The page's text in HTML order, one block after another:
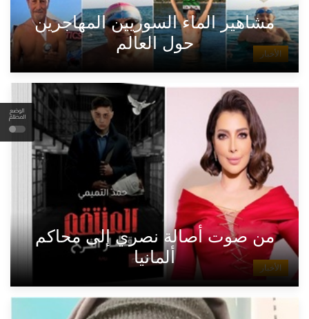
الوضع
المظلم
الأخبار
مشاهير الماء السوريين المهاجرين
حول العالم
الأخبار
من صوت أصالة نصري إلى محاكم
ألمانيا